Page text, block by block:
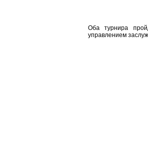
Оба турнира
управлением